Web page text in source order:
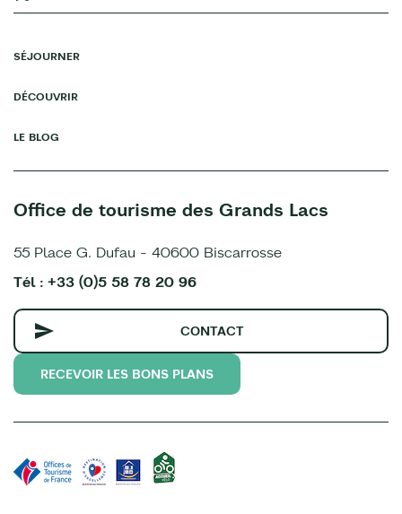
SÉJOURNER
DÉCOUVRIR
LE BLOG
Office de tourisme des Grands Lacs
55 Place G. Dufau - 40600 Biscarrosse
Tél : +33 (0)5 58 78 20 96
CONTACT
RECEVOIR LES BONS PLANS